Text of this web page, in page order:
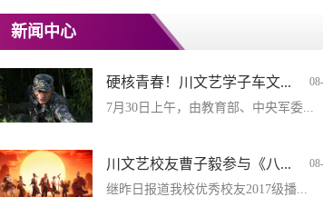
新闻中心
硬核青春！川文艺学子车文...
7月30日上午，由教育部、中央军委...
川文艺校友曹子毅参与《八...
继昨日报道我校优秀校友2017级播...